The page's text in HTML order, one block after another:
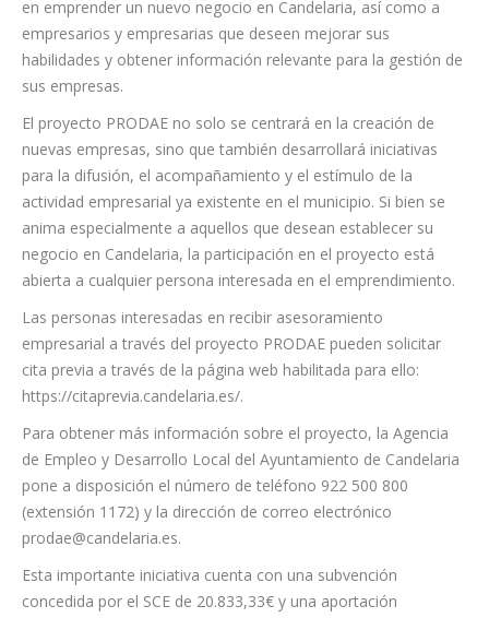
implementar acciones clave de sensibilización, orientación,
formación y asesoramiento dirigidas a personas interesadas
en emprender un nuevo negocio en Candelaria, así como a
empresarios y empresarias que deseen mejorar sus
habilidades y obtener información relevante para la gestión de
sus empresas.
El proyecto PRODAE no solo se centrará en la creación de
nuevas empresas, sino que también desarrollará iniciativas
para la difusión, el acompañamiento y el estímulo de la
actividad empresarial ya existente en el municipio. Si bien se
anima especialmente a aquellos que desean establecer su
negocio en Candelaria, la participación en el proyecto está
abierta a cualquier persona interesada en el emprendimiento.
Las personas interesadas en recibir asesoramiento
empresarial a través del proyecto PRODAE pueden solicitar
cita previa a través de la página web habilitada para ello:
https://citaprevia.candelaria.es/.
Para obtener más información sobre el proyecto, la Agencia
de Empleo y Desarrollo Local del Ayuntamiento de Candelaria
pone a disposición el número de teléfono 922 500 800
(extensión 1172) y la dirección de correo electrónico
prodae@candelaria.es.